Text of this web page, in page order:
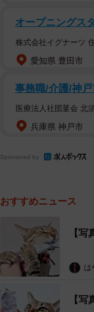
オープニングス
株式会社イグナーツ
愛知県 豊田市
事務職/介護/神
医療法人社団菫会 北
兵庫県 神戸市
Sponsored by
おすすめニュース
【
は
【